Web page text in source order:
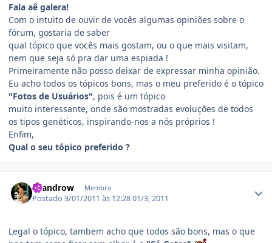
Fala aê galera!
Com o intuito de ouvir de vocês algumas opiniões sobre o
fórum, gostaria de saber
qual tópico que vocês mais gostam, ou o que mais visitam,
nem que seja só pra dar uma espiada !
Primeiramente não posso deixar de expressar minha opinião.
Eu acho todos os tópicos bons, mas o meu preferido é o tópico
"Fotos de Usuários", pois é um tópico
muito interessante, onde são mostradas evoluções de todos
os tipos genéticos, inspirando-nos a nós próprios !
Enfim,
Qual o seu tópico preferido ?
Leandrow Membro
Postado3/01/2011 às 12:2801/3, 2011
Legal o tópico, tambem acho que todos são bons, mas o que